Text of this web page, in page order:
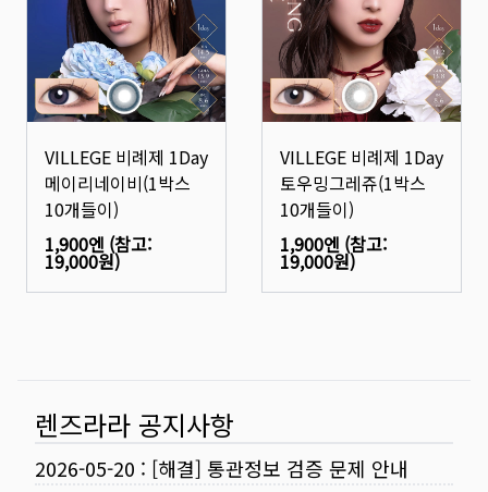
VILLEGE 비례제 1Day
메이리네이비(1박스
10개들이)
1,900엔 (참고:
19,000원)
VILLEGE 비례제 1Day
토우밍그레쥬(1박스
10개들이)
1,900엔 (참고:
19,000원)
렌즈라라 공지사항
2026-05-20 : [해결] 통관정보 검증 문제 안내